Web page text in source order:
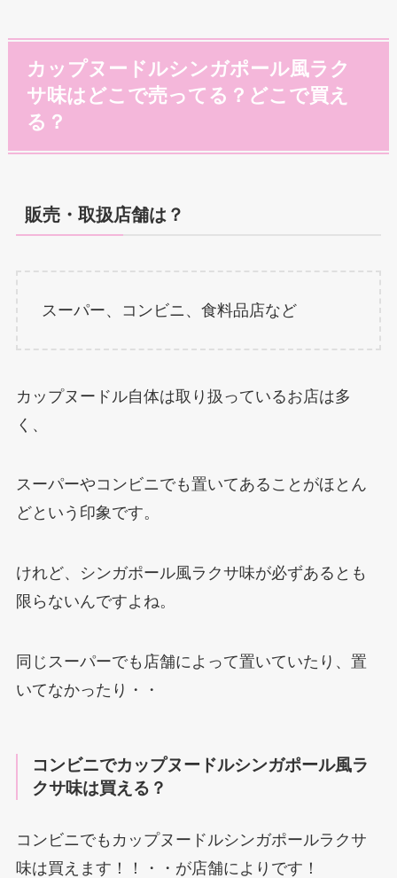
カップヌードルシンガポール風ラク
サ味はどこで売ってる？どこで買え
る？
販売・取扱店舗は？
スーパー、コンビニ、食料品店など
カップヌードル自体は取り扱っているお店は多
く、
スーパーやコンビニでも置いてあることがほとん
どという印象です。
けれど、シンガポール風ラクサ味が必ずあるとも
限らないんですよね。
同じスーパーでも店舗によって置いていたり、置
いてなかったり・・
コンビニでカップヌードルシンガポール風ラ
クサ味は買える？
コンビニでもカップヌードルシンガポールラクサ
味は買えます！！・・が店舗によりです！